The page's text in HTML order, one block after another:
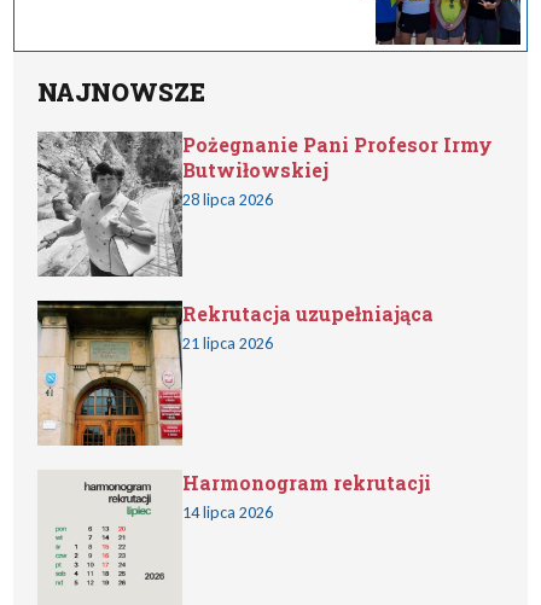
NAJNOWSZE
Pożegnanie Pani Profesor Irmy
Butwiłowskiej
28 lipca 2026
Rekrutacja uzupełniająca
21 lipca 2026
Harmonogram rekrutacji
14 lipca 2026